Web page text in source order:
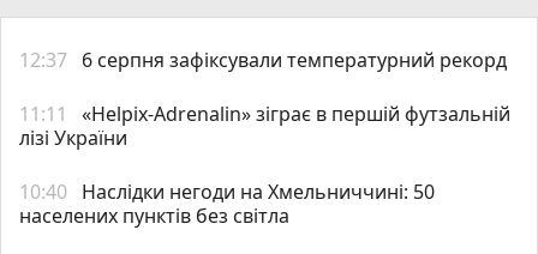
12:37 6 серпня зафіксували температурний рекорд
11:11
«Helpix-Adrenalin» зіграє в першій футзальній
лізі України
10:40 Наслідки негоди на Хмельниччині: 50
населених пунктів без світла